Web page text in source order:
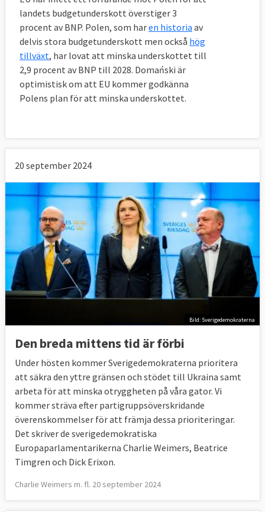
landets budgetunderskott överstiger 3
procent av BNP. Polen, som haren historia av
delvis stora budgetunderskott men också hög
tillväxt, har lovat att minska underskottet till
2,9 procent av BNP till 2028. Domański är
optimistisk om att EU kommer godkänna
Polens plan för att minska underskottet.
20 september 2024
Bild: Sverigedemokraterna
Den breda mittens tid är förbi
Under hösten kommer Sverigedemokraterna prioritera
att säkra den yttre gränsen och stödet till Ukraina samt
arbeta för att minska otryggheten på våra gator. Vi
kommer sträva efter partigruppsöverskridande
överenskommelser för att främja dessa prioriteringar.
Det skriver de sverigedemokratiska
Europaparlamentarikerna Charlie Weimers, Beatrice
Timgren och Dick Erixon.
Charlie Weimers m. fl. 20 september 2024